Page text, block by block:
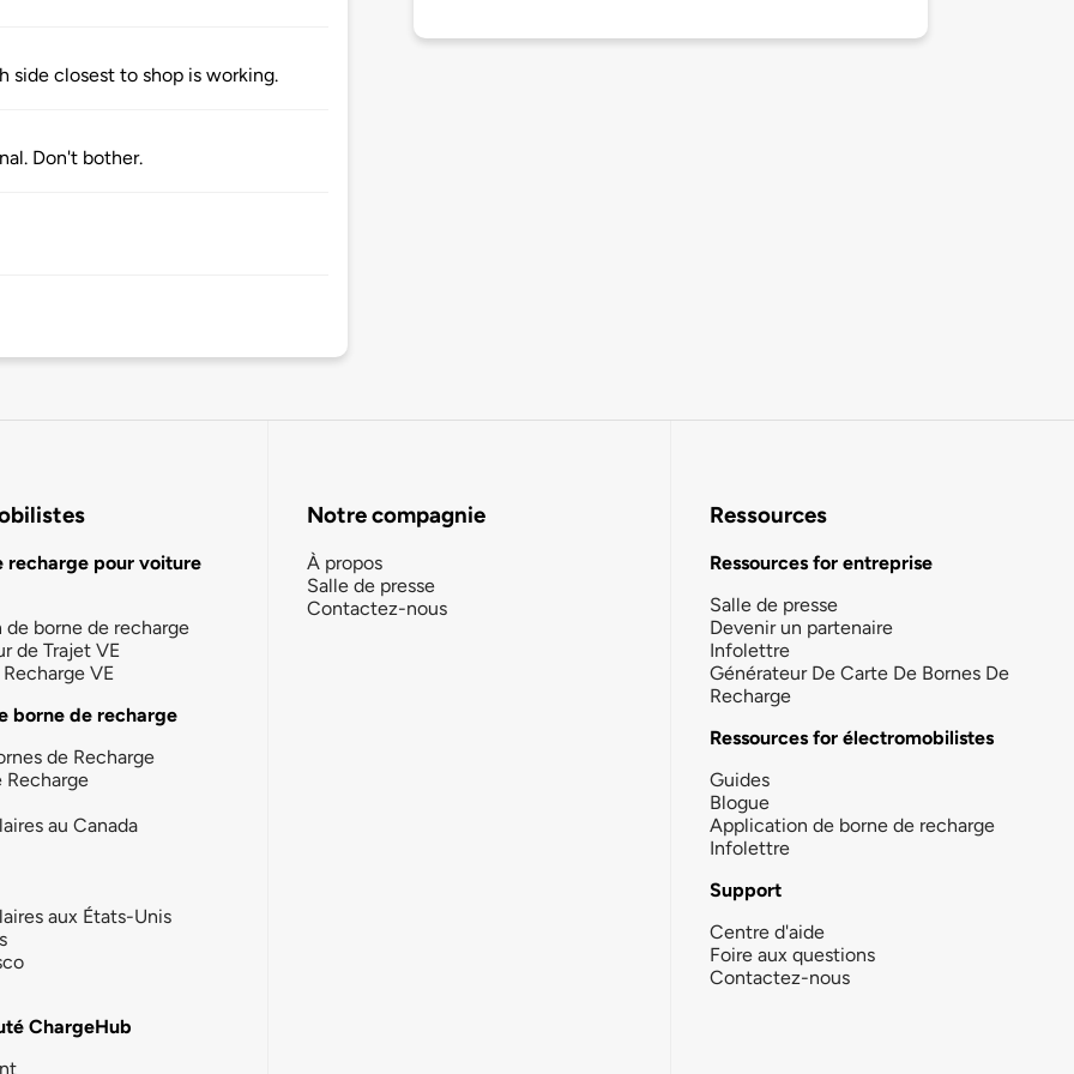
side closest to shop is working.
Don't bother.
recharge pour voiture
borne de recharge
de Trajet VE
VE
borne de recharge
de Recharge
Recharge
au Canada
aux États-Unis
ChargeHub
Notre compagnie
À propos
Salle de presse
Contactez-nous
Ressources
Ressources for entreprise
Salle de presse
Devenir un partenaire
Infolettre
Générateur De Carte De Bornes De
Recharge
Ressources for électromobilistes
Guides
Blogue
Application de borne de recharge
Infolettre
Support
Centre d'aide
Foire aux questions
Contactez-nous